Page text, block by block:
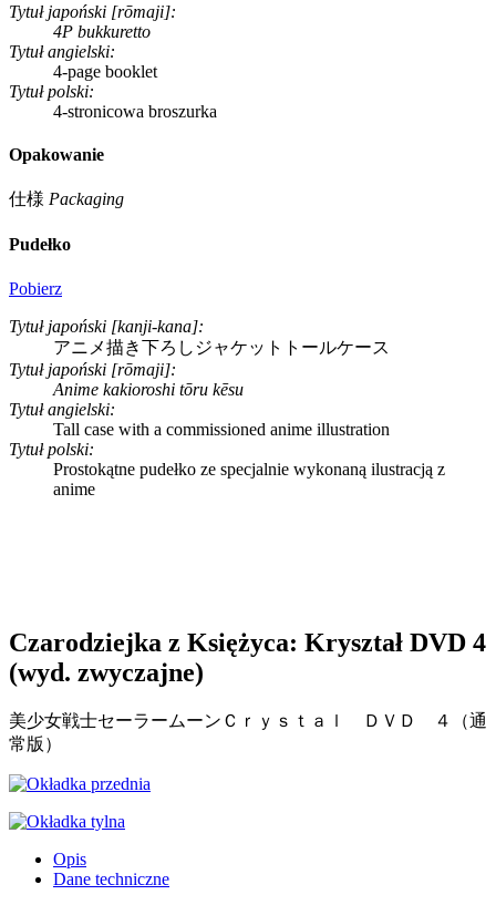
Tytuł japoński [rōmaji]:
4P bukkuretto
Tytuł angielski:
4-page booklet
Tytuł polski:
4-stronicowa broszurka
Opakowanie
仕様 Packaging
Pudełko
Pobierz
Tytuł japoński [kanji-kana]:
アニメ描き下ろしジャケットトールケース
Tytuł japoński [rōmaji]:
Anime kakioroshi tōru kēsu
Tytuł angielski:
Tall case with a commissioned anime illustration
Tytuł polski:
Prostokątne pudełko ze specjalnie wykonaną ilustracją z
anime
Czarodziejka z Księżyca: Kryształ DVD 4
(wyd. zwyczajne)
美少女戦士セーラームーンＣｒｙｓｔａｌ ＤＶＤ ４（通
常版）
Opis
Dane techniczne